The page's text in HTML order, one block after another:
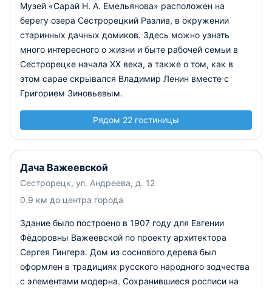
Музей «Сарай Н. А. Емельянова» расположен на
берегу озера Сестрорецкий Разлив, в окружении
старинных дачных домиков. Здесь можно узнать
много интересного о жизни и быте рабочей семьи в
Сестрорецке начала XX века, а также о том, как в
этом сарае скрывался Владимир Ленин вместе с
Григорием Зиновьевым.
Рядом 22 гостиницы
Дача Важеевской
Сестрорецк, ул. Андреева, д. 12
0.9 км до центра города
Здание было построено в 1907 году для Евгении
Фёдоровны Важеевской по проекту архитектора
Сергея Гингера. Дом из соснового дерева был
оформлен в традициях русского народного зодчества
с элементами модерна. Сохранившиеся росписи на